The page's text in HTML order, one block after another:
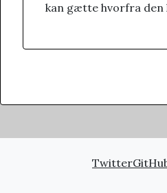
kan gætte hvorfra den
Twitter